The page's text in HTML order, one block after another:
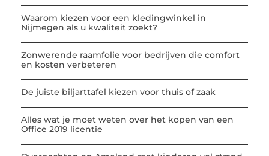
Waarom kiezen voor een kledingwinkel in
Nijmegen als u kwaliteit zoekt?
Zonwerende raamfolie voor bedrijven die comfort
en kosten verbeteren
De juiste biljarttafel kiezen voor thuis of zaak
Alles wat je moet weten over het kopen van een
Office 2019 licentie